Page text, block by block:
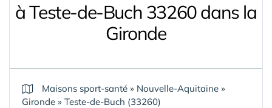
à Teste-de-Buch 33260 dans la
Gironde
Maisons sport-santé » Nouvelle-Aquitaine »
Gironde » Teste-de-Buch (33260)